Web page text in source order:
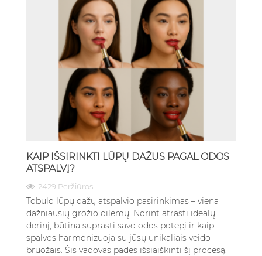
KAIP IŠSIRINKTI LŪPŲ DAŽUS PAGAL ODOS
ATSPALVĮ?
2429 Peržiūros
Tobulo lūpų dažų atspalvio pasirinkimas – viena
dažniausių grožio dilemų. Norint atrasti idealų
derinį, būtina suprasti savo odos potepį ir kaip
spalvos harmonizuoja su jūsų unikaliais veido
bruožais. Šis vadovas padės išsiaiškinti šį procesą,